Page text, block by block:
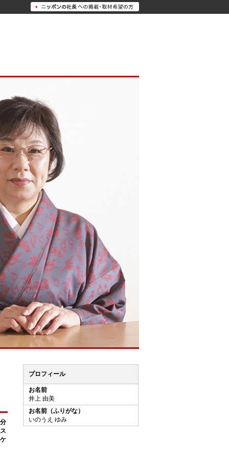
プロフィール
お名前
井上 由美
お名前（ふりがな）
いのうえ ゆみ